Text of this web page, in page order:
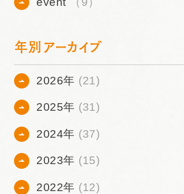
年別アーカイブ
2026年 (21)
2025年 (31)
2024年 (37)
2023年 (15)
2022年 (12)